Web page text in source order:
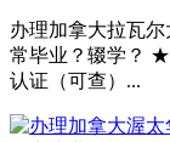
办理加拿大拉瓦尔
常毕业？辍学？
认证（可查）...